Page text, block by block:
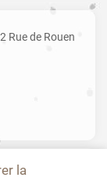
Rue de Rouen
lapendant la